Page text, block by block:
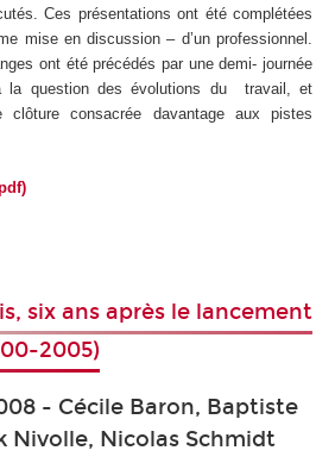
Ces présentations ont été complétées
mise en discussion – d’un professionnel.
ont été précédés par une demi- journée
la question des évolutions du travail, et
clôture consacrée davantage aux pistes
six ans après le lancement
2005)
- Cécile Baron, Baptiste
Nivolle, Nicolas Schmidt